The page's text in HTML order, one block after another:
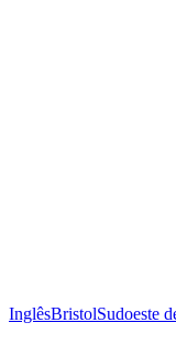
InglêsBristolSudoeste